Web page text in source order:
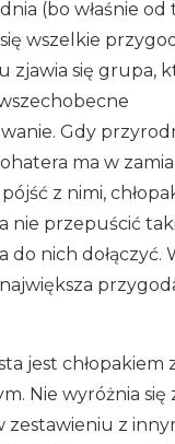
(bo właśnie od
wszelkie
zjawia się grupa,
Gdy
ma w
z nimi,
nie przepuścić
do nich dołączyć.
jest chłopakiem
Nie wyróżnia się
zestawieniu z